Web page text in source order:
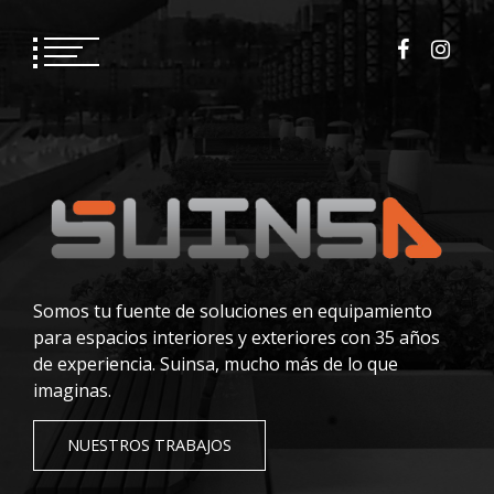
contenido
Somos tu fuente de soluciones en equipamiento
para espacios interiores y exteriores con 35 años
de experiencia. Suinsa, mucho más de lo que
imaginas.
NUESTROS TRABAJOS